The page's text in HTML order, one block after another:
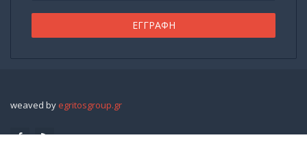
weaved by egritosgroup.gr